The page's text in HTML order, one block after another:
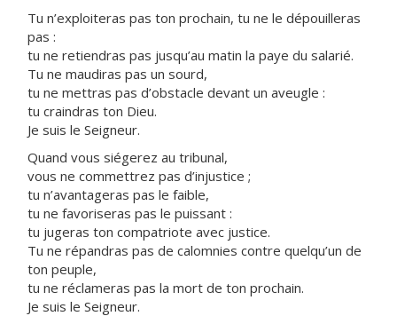
Tu n’exploiteras pas ton prochain, tu ne le dépouilleras
pas :
tu ne retiendras pas jusqu’au matin la paye du salarié.
Tu ne maudiras pas un sourd,
tu ne mettras pas d’obstacle devant un aveugle :
tu craindras ton Dieu.
Je suis le Seigneur.
Quand vous siégerez au tribunal,
vous ne commettrez pas d’injustice ;
tu n’avantageras pas le faible,
tu ne favoriseras pas le puissant :
tu jugeras ton compatriote avec justice.
Tu ne répandras pas de calomnies contre quelqu’un de
ton peuple,
tu ne réclameras pas la mort de ton prochain.
Je suis le Seigneur.